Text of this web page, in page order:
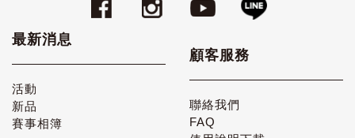
最新消息
活動
新品
賽事相簿
顧客服務
聯絡我們
FAQ